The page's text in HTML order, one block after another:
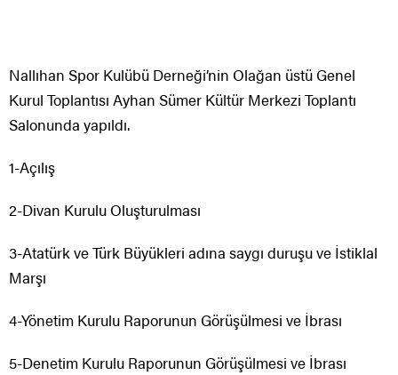
Nallıhan Spor Kulübü Derneği’nin Olağan üstü Genel
Kurul Toplantısı Ayhan Sümer Kültür Merkezi Toplantı
Salonunda yapıldı.
1-Açılış
2-Divan Kurulu Oluşturulması
3-Atatürk ve Türk Büyükleri adına saygı duruşu ve İstiklal
Marşı
4-Yönetim Kurulu Raporunun Görüşülmesi ve İbrası
5-Denetim Kurulu Raporunun Görüşülmesi ve İbrası